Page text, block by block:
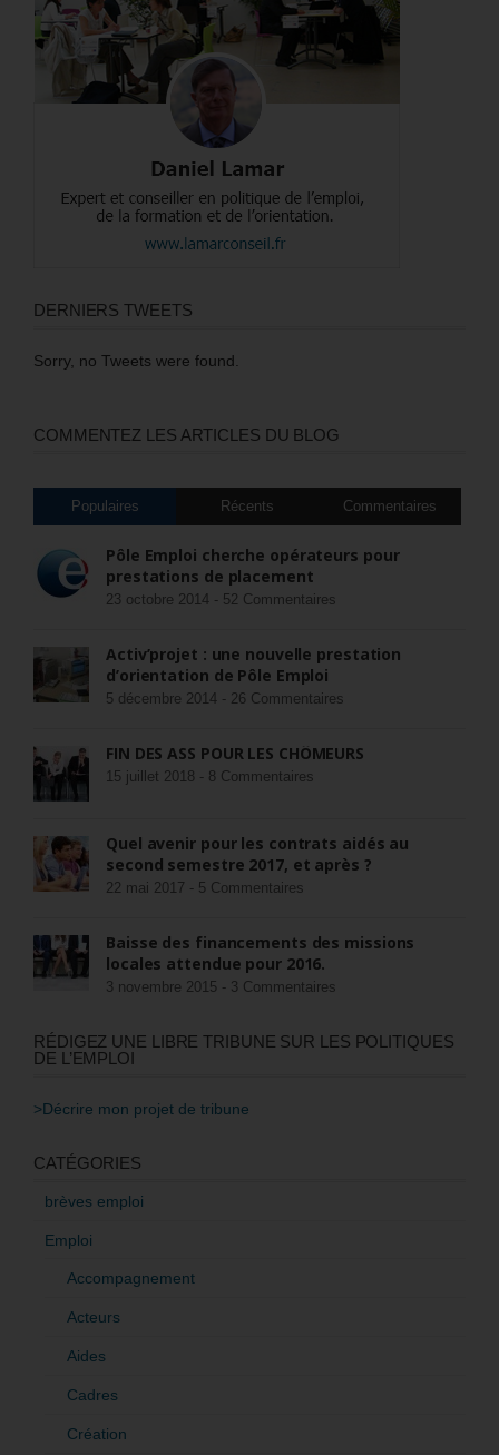
DERNIERS TWEETS
Sorry, no Tweets were found.
COMMENTEZ LES ARTICLES DU BLOG
Populaires Récents Commentaires
Pôle Emploi cherche opérateurs pour
prestations de placement
23 octobre 2014 - 52 Commentaires
Activ’projet : une nouvelle prestation
d’orientation de Pôle Emploi
5 décembre 2014 - 26 Commentaires
FIN DES ASS POUR LES CHÔMEURS
15 juillet 2018 - 8 Commentaires
Quel avenir pour les contrats aidés au
second semestre 2017, et après ?
22 mai 2017 - 5 Commentaires
Baisse des financements des missions
locales attendue pour 2016.
3 novembre 2015 - 3 Commentaires
RÉDIGEZ UNE LIBRE TRIBUNE SUR LES POLITIQUES
DE L’EMPLOI
>Décrire mon projet de tribune
CATÉGORIES
brèves emploi
Emploi
Accompagnement
Acteurs
Aides
Cadres
Création